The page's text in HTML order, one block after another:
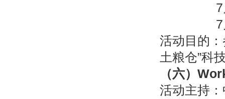
活动目的
土粮仓”科
（六）
活动主持